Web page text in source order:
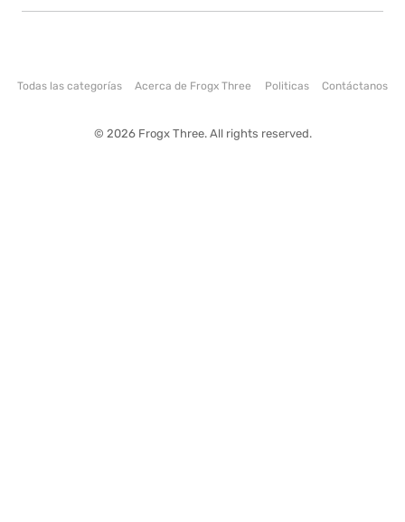
Todas las categorías Acerca de Frogx Three Politicas Contáctanos
© 2026 Frogx Three. All rights reserved.